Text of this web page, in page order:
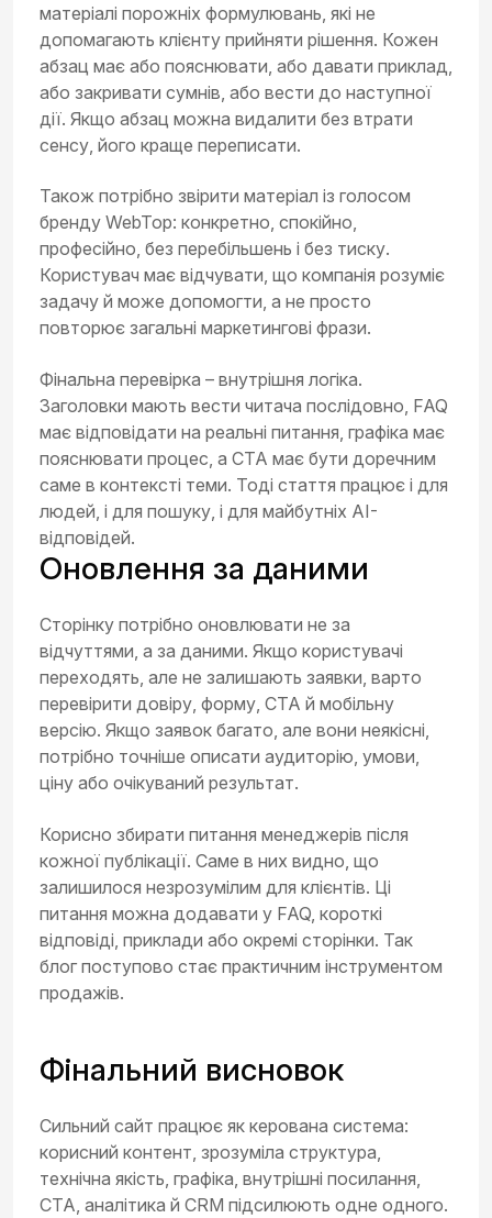
матеріалі порожніх формулювань, які не
допомагають клієнту прийняти рішення. Кожен
абзац має або пояснювати, або давати приклад,
або закривати сумнів, або вести до наступної
дії. Якщо абзац можна видалити без втрати
сенсу, його краще переписати.
Також потрібно звірити матеріал із голосом
бренду WebTop: конкретно, спокійно,
професійно, без перебільшень і без тиску.
Користувач має відчувати, що компанія розуміє
задачу й може допомогти, а не просто
повторює загальні маркетингові фрази.
Фінальна перевірка – внутрішня логіка.
Заголовки мають вести читача послідовно, FAQ
має відповідати на реальні питання, графіка має
пояснювати процес, а CTA має бути доречним
саме в контексті теми. Тоді стаття працює і для
людей, і для пошуку, і для майбутніх AI-
відповідей.
Оновлення за даними
Сторінку потрібно оновлювати не за
відчуттями, а за даними. Якщо користувачі
переходять, але не залишають заявки, варто
перевірити довіру, форму, CTA й мобільну
версію. Якщо заявок багато, але вони неякісні,
потрібно точніше описати аудиторію, умови,
ціну або очікуваний результат.
Корисно збирати питання менеджерів після
кожної публікації. Саме в них видно, що
залишилося незрозумілим для клієнтів. Ці
питання можна додавати у FAQ, короткі
відповіді, приклади або окремі сторінки. Так
блог поступово стає практичним інструментом
продажів.
Фінальний висновок
Сильний сайт працює як керована система:
корисний контент, зрозуміла структура,
технічна якість, графіка, внутрішні посилання,
CTA, аналітика й CRM підсилюють одне одного.